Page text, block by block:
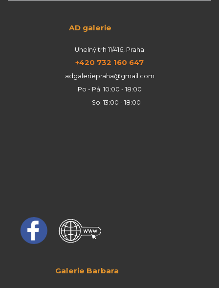
AD galerie
Uhelný trh 11/416, Praha
+420 732 160 647
adgaleriepraha@gmail.com
Po - Pá: 10:00 - 18:00
So: 13:00 - 18:00
Galerie Barbara